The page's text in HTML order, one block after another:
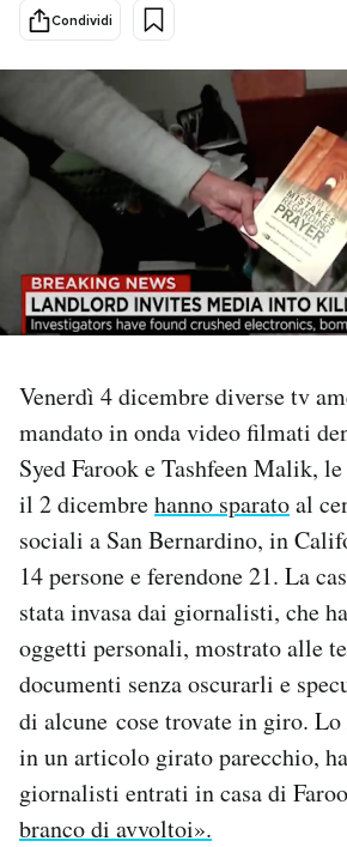
Sport
PODCAST
NEWSLETTER
I MIEI PREFERITI
CALENDARIO
Area Personale
Newsletter
Notifiche mobile
Esci
Condividi
Venerdì 4 dicembre diverse tv
mandato in onda video filmati
Syed Farook e Tashfeen Malik,
il 2 dicembrehanno sparatoal
sociali a San Bernardino, in
14 persone e ferendone 21. La
stata invasa dai giornalisti, che
oggetti personali, mostrato alle
documenti senza oscurarli e
di alcune cose trovate in giro. Lo
in un articolo girato parecchio,
giornalisti entrati in casa di
branco di avvoltoi».